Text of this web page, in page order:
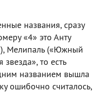
названия, сразу
«4» это Анту
Мелипаль («Южный
то есть
названием вышла
ошибочно считалось,